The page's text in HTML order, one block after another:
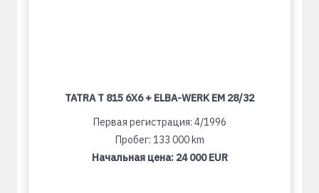
TATRA T 815 6X6 + ELBA-WERK EM 28/32
Первая регистрация: 4/1996
Пробег: 133 000 km
Начальная цена: 24 000 EUR